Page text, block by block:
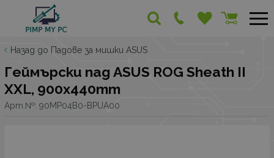
Назад до Падове за мишки ASUS
Геймърски пад ASUS ROG Sheath II
XXL, 900x440mm
Арт.№: 90MP04B0-BPUA00